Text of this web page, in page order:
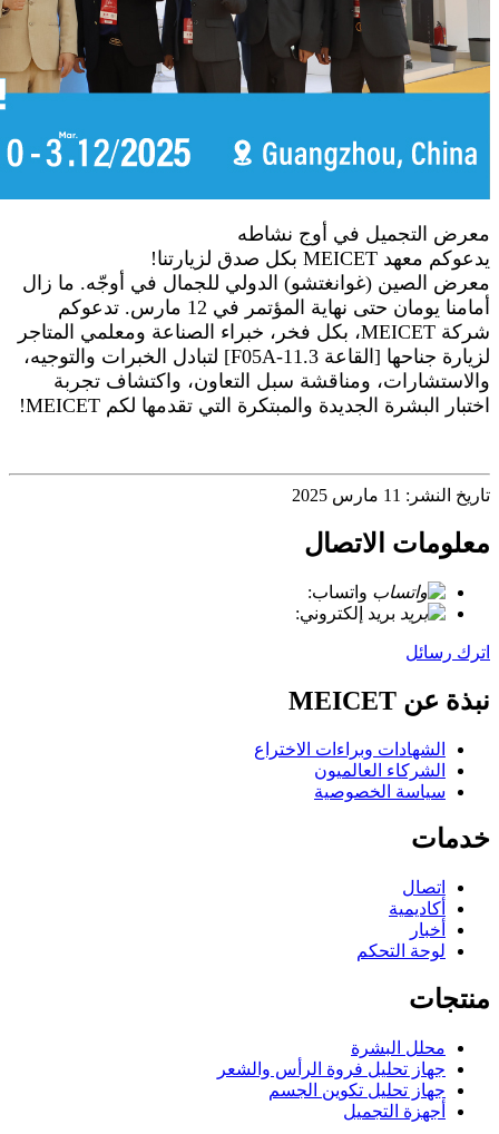
معرض التجميل في أوج نشاطه
يدعوكم معهد MEICET بكل صدق لزيارتنا!
معرض الصين (غوانغتشو) الدولي للجمال في أوجّه. ما زال
أمامنا يومان حتى نهاية المؤتمر في 12 مارس. تدعوكم
شركة MEICET، بكل فخر، خبراء الصناعة ومعلمي المتاجر
لزيارة جناحها [القاعة 11.3-F05A] لتبادل الخبرات والتوجيه،
والاستشارات، ومناقشة سبل التعاون، واكتشاف تجربة
اختبار البشرة الجديدة والمبتكرة التي تقدمها لكم MEICET!
تاريخ النشر: 11 مارس 2025
معلومات الاتصال
واتساب:
بريد إلكتروني:
اترك رسائل
نبذة عن MEICET
الشهادات وبراءات الاختراع
الشركاء العالميون
سياسة الخصوصية
خدمات
اتصال
أكاديمية
أخبار
لوحة التحكم
منتجات
محلل البشرة
جهاز تحليل فروة الرأس والشعر
جهاز تحليل تكوين الجسم
أجهزة التجميل